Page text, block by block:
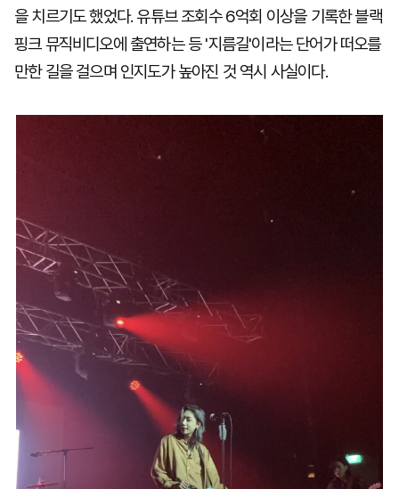
을 치르기도 했었다. 유튜브 조회수 6억회 이상을 기록한 블랙
핑크 뮤직비디오에 출연하는 등 '지름길'이라는 단어가 떠오를
만한 길을 걸으며 인지도가 높아진 것 역시 사실이다.